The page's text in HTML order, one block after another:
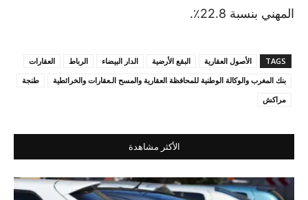
المهني بنسبة 22.8٪.
TAGS الأصول العقارية البقع الأرضية الدار البيضاء الرباط
العقارات
بنك المغرب والوكالة الوطنية للمحافظة العقارية والمسح الـعقارات والخرائطية
طنجة
مراكش
الأكثر مشاهدة